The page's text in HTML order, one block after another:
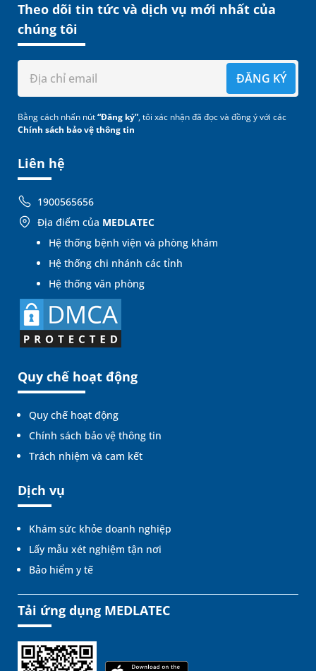
Liên hệ
1900565656
Địa điểm của MEDLATEC
Hệ thống bệnh viện và phòng khám
Hệ thống chi nhánh các tỉnh
Hệ thống văn phòng
Quy chế hoạt động
Quy chế hoạt động
Chính sách bảo vệ thông tin
Trách nhiệm và cam kết
Dịch vụ
Khám sức khỏe doanh nghiệp
Lấy mẫu xét nghiệm tận nơi
Bảo hiểm y tế
Theo dõi tin tức và dịch vụ mới nhất của
chúng tôi
ĐĂNG KÝ
Bằng cách nhấn nút“Đăng ký”, tôi xác nhận đã đọc và đồng ý với các
Chính sách bảo vệ thông tin
Tải ứng dụng MEDLATEC